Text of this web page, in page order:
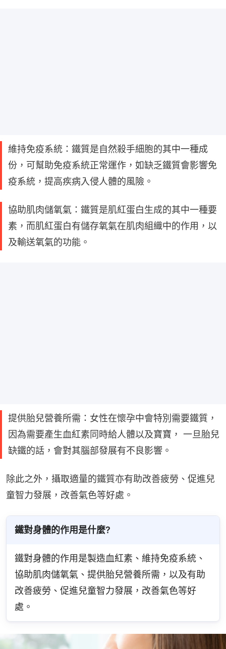
維持免疫系統：鐵質是自然殺手細胞的其中一種成
份，可幫助免疫系統正常運作，如缺乏鐵質會影響免
疫系統，提高疾病入侵人體的風險。
協助肌肉儲氧氣：鐵質是肌紅蛋白生成的其中一種要
素，而肌紅蛋白有儲存氧氣在肌肉組織中的作用，以
及輸送氧氣的功能。
提供胎兒營養所需：女性在懷孕中會特別需要鐵質，
因為需要產生血紅素同時給人體以及寶寶， 一旦胎兒
缺鐵的話，會對其腦部發展有不良影響。
除此之外，攝取適量的鐵質亦有助改善疲勞、促進兒
童智力發展，改善氣色等好處。
鐵對身體的作用是什麼?
鐵對身體的作用是製造血紅素、維持免疫系統、
協助肌肉儲氧氣、提供胎兒營養所需，以及有助
改善疲勞、促進兒童智力發展，改善氣色等好
處。